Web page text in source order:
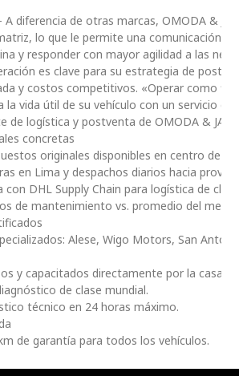
A diferencia de otras marcas, OMODA &
lo que le permite una comunicación
y responder con mayor agilidad a las
es clave para su estrategia de
y costos competitivos. «Operar como
la vida útil de su vehículo con un servicio
de logística y postventa de OMODA &
concretas
originales disponibles en centro de
en Lima y despachos diarios hacia
con DHL Supply Chain para logística de
de mantenimiento vs. promedio del
Alese, Wigo Motors, San
y capacitados directamente por la casa
de clase mundial.
técnico en 24 horas máximo.
de garantía para todos los vehículos.